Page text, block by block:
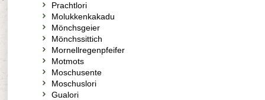
Prachtlori
Molukkenkakadu
Mönchsgeier
Mönchssittich
Mornellregenpfeifer
Motmots
Moschusente
Moschuslori
Gualori